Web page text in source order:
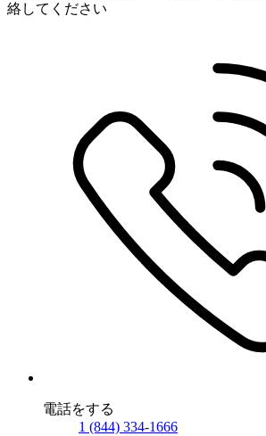
絡してください
電話をする
1 (844) 334-1666